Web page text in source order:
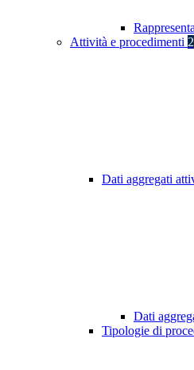
Attività e procedimenti 2
Dati aggregati
Dati
Tipologie di